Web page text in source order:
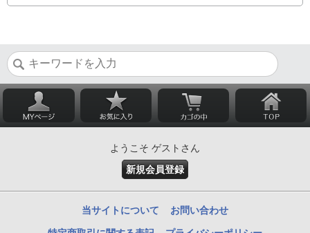
ようこそ ゲストさん
新規会員登録
当サイトについて お問い合わせ